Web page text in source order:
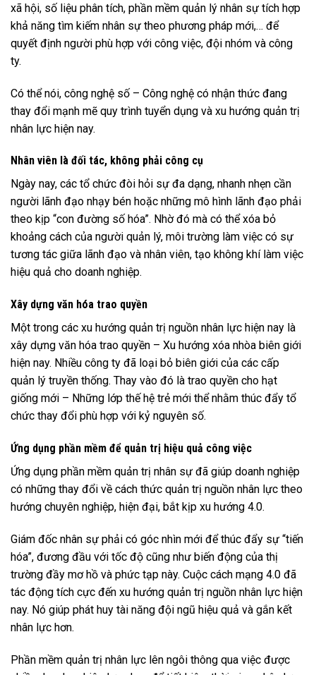
xã hội, số liệu phân tích, phần mềm quản lý nhân sự tích hợp
khả năng tìm kiếm nhân sự theo phương pháp mới,… để
quyết định người phù hợp với công việc, đội nhóm và công
ty.
Có thể nói, công nghệ số – Công nghệ có nhận thức đang
thay đổi mạnh mẽ quy trình tuyển dụng và xu hướng quản trị
nhân lực hiện nay.
Nhân viên là đối tác, không phải công cụ
Ngày nay, các tổ chức đòi hỏi sự đa dạng, nhanh nhẹn cần
người lãnh đạo nhạy bén hoặc những mô hình lãnh đạo phải
theo kịp “con đường số hóa”. Nhờ đó mà có thể xóa bỏ
khoảng cách của người quản lý, môi trường làm việc có sự
tương tác giữa lãnh đạo và nhân viên, tạo không khí làm việc
hiệu quả cho doanh nghiệp.
Xây dựng văn hóa trao quyền
Một trong các xu hướng quản trị nguồn nhân lực hiện nay là
xây dựng văn hóa trao quyền – Xu hướng xóa nhòa biên giới
hiện nay. Nhiều công ty đã loại bỏ biên giới của các cấp
quản lý truyền thống. Thay vào đó là trao quyền cho hạt
giống mới – Những lớp thế hệ trẻ mới thể nhằm thúc đẩy tổ
chức thay đổi phù hợp với kỷ nguyên số.
Ứng dụng phần mềm để quản trị hiệu quả công việc
Ứng dụng phần mềm quản trị nhân sự đã giúp doanh nghiệp
có những thay đổi về cách thức quản trị nguồn nhân lực theo
hướng chuyên nghiệp, hiện đại, bắt kịp xu hướng 4.0.
Giám đốc nhân sự phải có góc nhìn mới để thúc đẩy sự “tiến
hóa”, đương đầu với tốc độ cũng như biến động của thị
trường đầy mơ hồ và phức tạp này. Cuộc cách mạng 4.0 đã
tác động tích cực đến xu hướng quản trị nguồn nhân lực hiện
nay. Nó giúp phát huy tài năng đội ngũ hiệu quả và gắn kết
nhân lực hơn.
Phần mềm quản trị nhân lực lên ngôi thông qua việc được